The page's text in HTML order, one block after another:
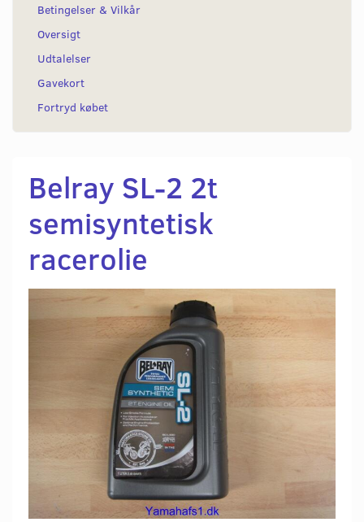
Betingelser & Vilkår
Oversigt
Udtalelser
Gavekort
Fortryd købet
Belray SL-2 2t
semisyntetisk
racerolie